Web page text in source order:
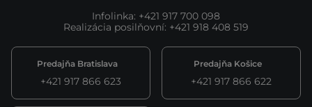
Infolinka: +421 917 700 098
Realizácia posilňovní: +421 918 408 519
Predajňa Bratislava
+421 917 866 623
Predajňa Košice
+421 917 866 622